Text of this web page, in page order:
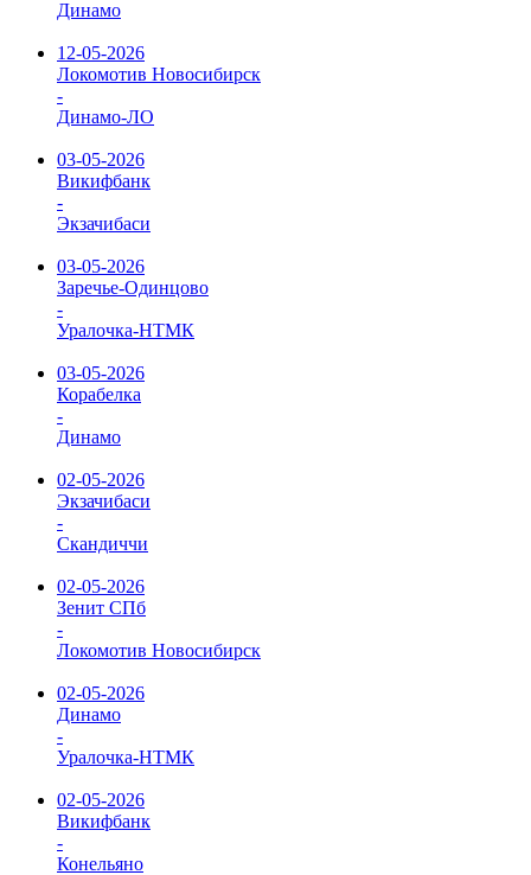
Динамо
12-05-2026
Локомотив Новосибирск
-
Динамо-ЛО
03-05-2026
Викифбанк
-
Экзачибаси
03-05-2026
Заречье-Одинцово
-
Уралочка-НТМК
03-05-2026
Корабелка
-
Динамо
02-05-2026
Экзачибаси
-
Скандиччи
02-05-2026
Зенит СПб
-
Локомотив Новосибирск
02-05-2026
Динамо
-
Уралочка-НТМК
02-05-2026
Викифбанк
-
Конельяно